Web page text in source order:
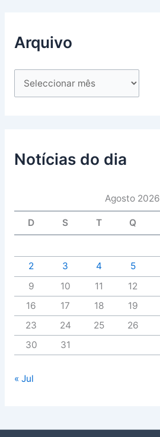
Arquivo
Notícias do dia
Agosto 2026
D S T Q
2
3 4 5
9
10 11 12
16
17 18 19
23
24 25 26
30
31
« Jul